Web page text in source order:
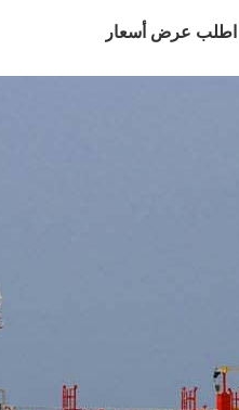
اطلب عرض أسعار